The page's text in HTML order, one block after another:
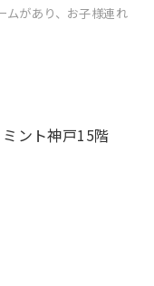
ムがあり、お子様連れ
ント神戸15階